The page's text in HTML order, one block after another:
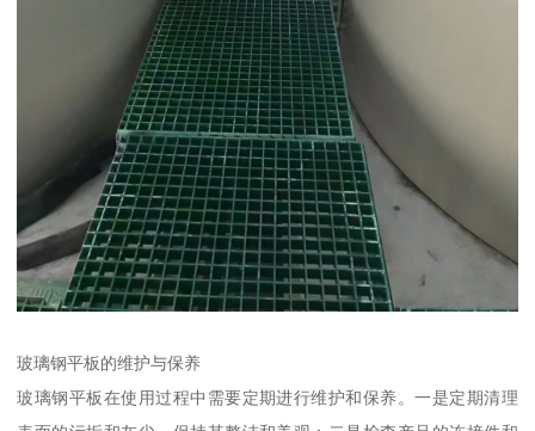
玻璃钢平板的维护与保养
玻璃钢平板在使用过程中需要定期进行维护和保养。一是定期清理